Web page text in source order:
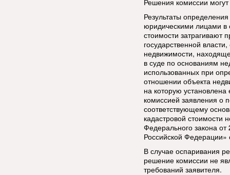
Решения комиссии
Результаты
юридическими лицами в
стоимости затрагивают
государственной
недвижимости,
в суде по основаниям
использованных при
отношении объекта
на которую установлена
комиссией заявления о
соответствующему
кадастровой стоимости
Федерального закона
Российской Федерации»
В случае оспаривания
решение комиссии не
требований заявителя.